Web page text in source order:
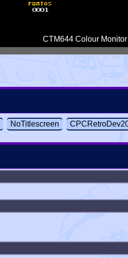
CTM644 Colour Monitor
NoTitlescreen